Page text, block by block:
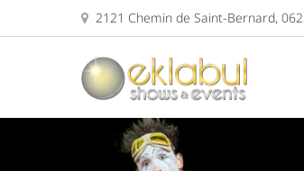
2121 Chemin de Saint-Bernard,